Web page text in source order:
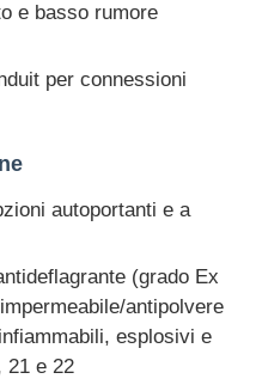
e basso rumore
per connessioni
autoportanti e a
(grado Ex
antipolvere
esplosivi e
21 e 22